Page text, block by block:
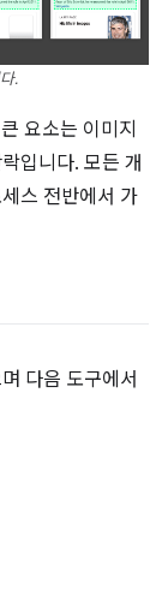
.
요소는 이미지
입니다. 모든 개
스 전반에서 가
다음 도구에서